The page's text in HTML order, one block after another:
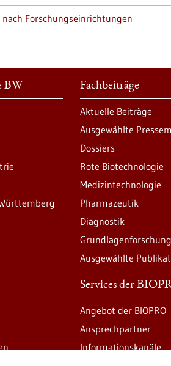
Forschungseinrichtungen
BW Fachbeiträge
Aktuelle Beiträge
Ausgewählte
Dossiers
Rote Biotechnologie
Medizintechnologie
Pharmazeutik
Diagnostik
Grundlagenforschung
Ausgewählte
Services der
Angebot der BIOPRO
Ansprechpartner
Informationskanäle